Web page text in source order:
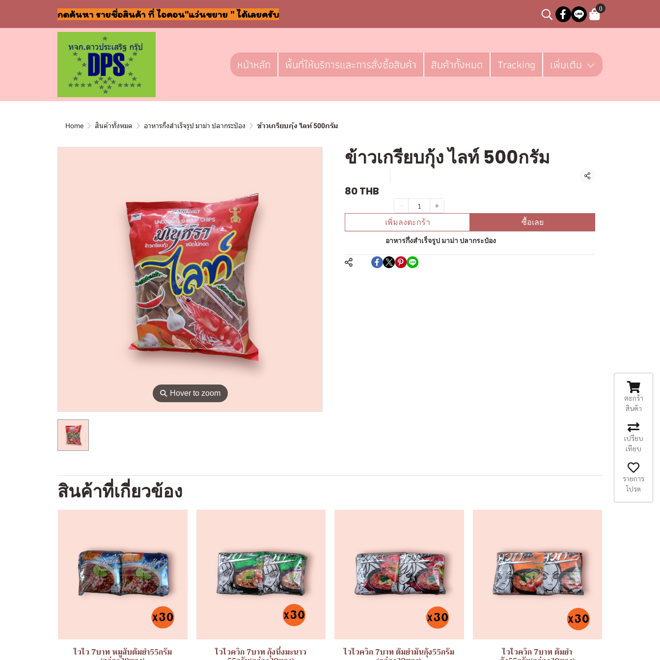
กดค้นหา รายชื่อสินค้า ที่ ไอคอน"แว่นขยาย " ได้เลยครับ
0
หน้าหลัก พื้นที่ให้บริการและการสั่งซื้อสินค้า สินค้าทั้งหมด Tracking เพิ่มเติม
Home สินค้าทั้งหมด อาหารกึ่งสำเร็จรูป มาม่า ปลากระป๋อง ข้าวเกรียบกุ้ง ไลท์ 500กรัม
⚲ Hover to zoom
ข้าวเกรียบกุ้ง ไลท์ 500กรัม
แชร์
80 THB
เพิ่มลงตะกร้า ซื้อเลย
อาหารกึ่งสำเร็จรูป มาม่า ปลากระป๋อง
สินค้าที่เกี่ยวข้อง
ไวไว 7บาท หมูสับต้มยำ55กรัม ไวไวควิก 7บาท กุ้งนึ่งมะนาว ไวไวควิก 7บาท ต้มยำมันกุ้ง55กรัม ไวไวควิก 7บาท ต้มยำ
ตะกร้า
สินค้า
เปรียบ
เทียบ
รายการ
โปรด